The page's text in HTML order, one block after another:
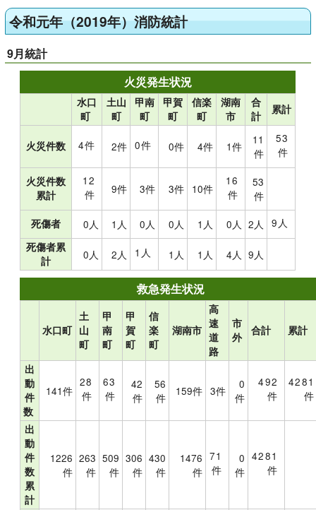
令和元年（2019年）消防統計
9月統計
火災発生状況
水口
町
土山
町
甲南
町
甲賀
町
信楽
町
湖南
市
合
計
累計
火災件数 4件 2件 0件 0件 4件 1件
11
件
53
件
火災件数
累計
12
件
9件 3件 3件 10件
16
件
53
件
死傷者 0人 1人 0人 0人 1人 0人 2人 9人
死傷者累
計
0人 2人 1人 1人 1人 4人 9人
救急発生状況
水口町
土
山
町
甲
南
町
甲
賀
町
信
楽
町
湖南市
高
速
道
路
市
外
合計 累計
出
動
件
数
141件
28
件
63
件
42
件
56
件
159件 3件
0
件
492
件
4281
件
出
動
件
数
累
計
1226
件
263
件
509
件
306
件
430
件
1476
件
71
件
0
件
4281
件